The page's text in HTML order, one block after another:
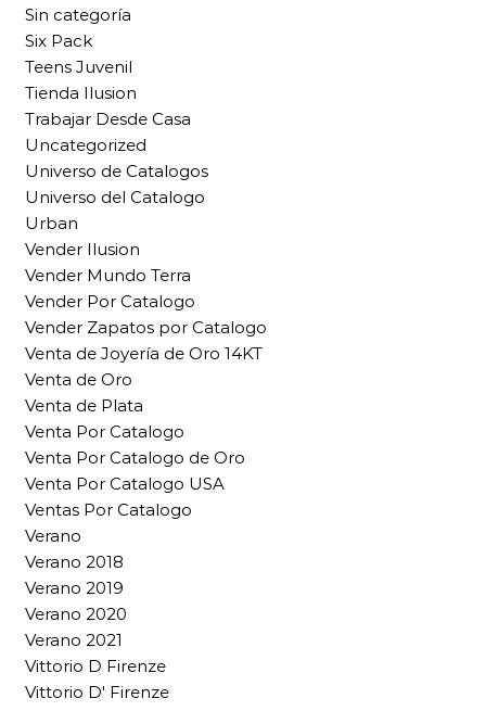
Sin categoría
Six Pack
Teens Juvenil
Tienda Ilusion
Trabajar Desde Casa
Uncategorized
Universo de Catalogos
Universo del Catalogo
Urban
Vender Ilusion
Vender Mundo Terra
Vender Por Catalogo
Vender Zapatos por Catalogo
Venta de Joyería de Oro 14KT
Venta de Oro
Venta de Plata
Venta Por Catalogo
Venta Por Catalogo de Oro
Venta Por Catalogo USA
Ventas Por Catalogo
Verano
Verano 2018
Verano 2019
Verano 2020
Verano 2021
Vittorio D Firenze
Vittorio D' Firenze